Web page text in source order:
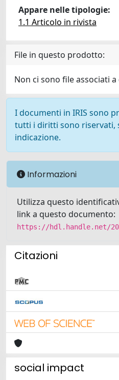
Appare nelle tipologie:
1.1 Articolo in rivista
File in questo prodotto:
Non ci sono file associati
I documenti in IRIS sono
tutti i diritti sono riservati,
indicazione.
Informazioni
Utilizza questo
link a questo documento:
https://hdl.handle.net/
Citazioni
social impact